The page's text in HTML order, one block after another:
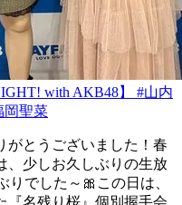
with AKB48】 #山内
岡聖菜
がとうございました！春
、少しお久しぶりの生放
りでした～🎀この日は、